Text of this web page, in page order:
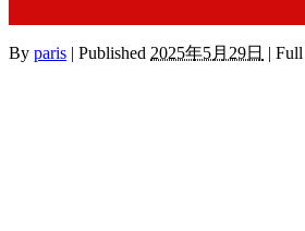
By paris | Published 2025年5月29日 | Full